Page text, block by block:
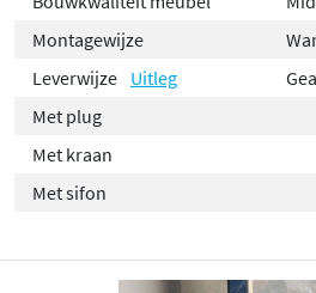
Montagewijze
Leverwijze Uitleg
Met plug
Met kraan
Met sifon